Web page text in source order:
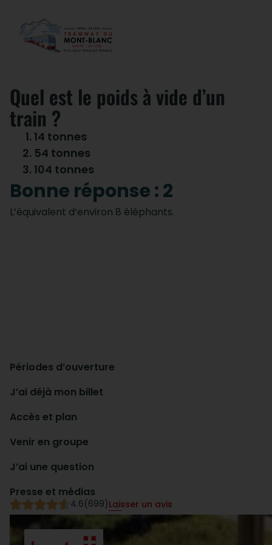
Quel est le poids à vide d’un
train ?
14 tonnes
54 tonnes
104 tonnes
Bonne réponse : 2
L’équivalent d’environ 8 éléphants.
Périodes d’ouverture
J’ai déjà mon billet
Accès et plan
Venir en groupe
J’ai une question
Presse et médias
4.6(699)Laisser un avis